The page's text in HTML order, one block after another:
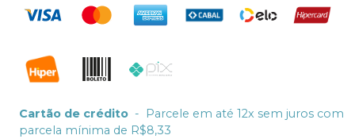
Cartão de crédito -
Parcele em até 12x sem juros com
parcela mínima de R$8,33